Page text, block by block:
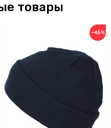
товары
−45%